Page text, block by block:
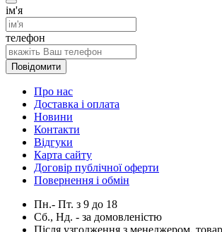
ім'я
телефон
Повідомити
Про нас
Доставка і оплата
Новини
Контакти
Відгуки
Карта сайту
Договір публічної оферти
Повернення і обмін
Пн.- Пт. з 9 до 18
Сб., Нд. - за домовленістю
Після узгодження з менеджером,